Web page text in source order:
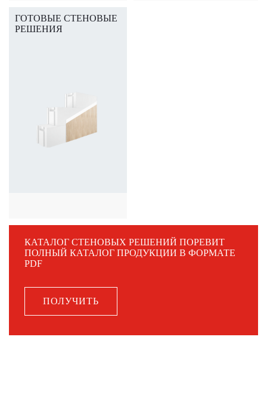
ГОТОВЫЕ СТЕНОВЫЕ
РЕШЕНИЯ
КАТАЛОГ СТЕНОВЫХ РЕШЕНИЙ ПОРЕВИТ
ПОЛНЫЙ КАТАЛОГ ПРОДУКЦИИ В ФОРМАТЕ
PDF
ПОЛУЧИТЬ